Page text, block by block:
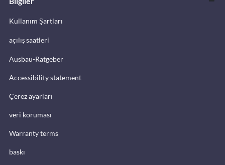
Kullanım Şartları
açılış saatleri
Ausbau-Ratgeber
Accessibility statement
Çerez ayarları
veri koruması
Warranty terms
baskı